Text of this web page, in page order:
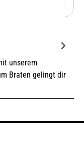
19,50 €*
Details
unserem
Braten gelingt dir